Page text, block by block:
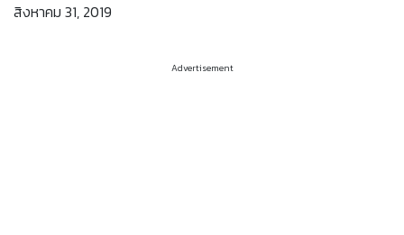
สิงหาคม 31, 2019
Advertisement